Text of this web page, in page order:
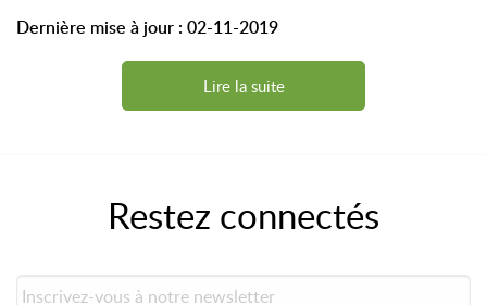
Dernière mise à jour : 02-11-2019
Lire la suite
Restez connectés